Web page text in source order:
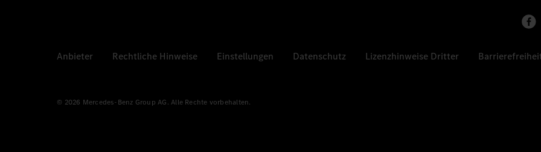
Anbieter Rechtliche Hinweise Einstellungen Datenschutz Lizenzhinweise Dritter
© 2026 Mercedes-Benz Group AG. Alle Rechte vorbehalten.